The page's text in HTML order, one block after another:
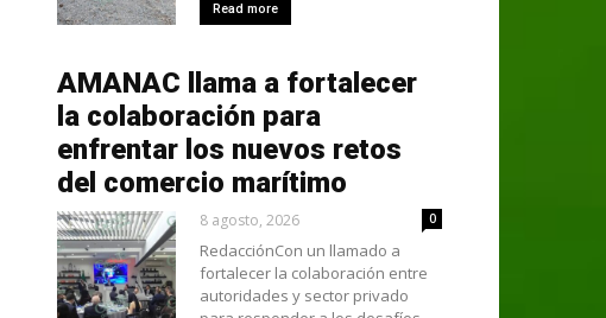
Read more
AMANAC llama a fortalecer
la colaboración para
enfrentar los nuevos retos
del comercio marítimo
8 agosto, 2026 0
RedacciónCon un llamado a
fortalecer la colaboración entre
autoridades y sector privado